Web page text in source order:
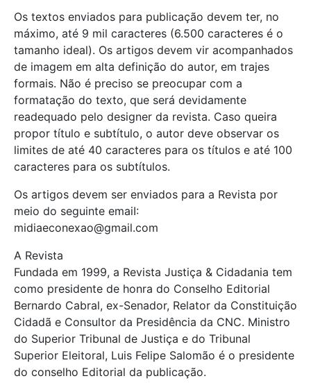
Os textos enviados para publicação devem ter, no
máximo, até 9 mil caracteres (6.500 caracteres é o
tamanho ideal). Os artigos devem vir acompanhados
de imagem em alta definição do autor, em trajes
formais. Não é preciso se preocupar com a
formatação do texto, que será devidamente
readequado pelo designer da revista. Caso queira
propor título e subtítulo, o autor deve observar os
limites de até 40 caracteres para os títulos e até 100
caracteres para os subtítulos.
Os artigos devem ser enviados para a Revista por
meio do seguinte emaiI:
midiaeconexao@gmail.com
A Revista
Fundada em 1999, a Revista Justiça & Cidadania tem
como presidente de honra do Conselho Editorial
Bernardo Cabral, ex-Senador, Relator da Constituição
Cidadã e Consultor da Presidência da CNC. Ministro
do Superior Tribunal de Justiça e do Tribunal
Superior Eleitoral, Luis Felipe Salomão é o presidente
do conselho Editorial da publicação.